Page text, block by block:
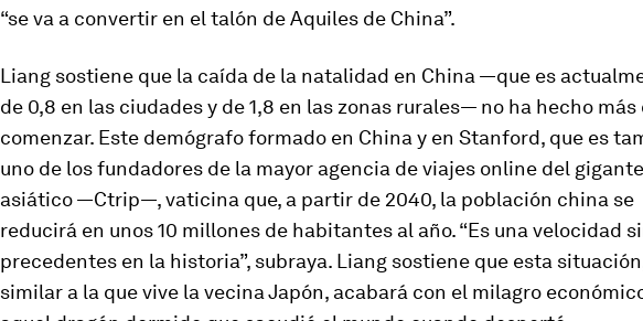
“se va a convertir en el talón de Aquiles de China”.
Liang sostiene que la caída de la natalidad en China —que es
de 0,8 en las ciudades y de 1,8 en las zonas rurales— no ha hecho más
comenzar. Este demógrafo formado en China y en Stanford, que es
uno de los fundadores de la mayor agencia de viajes online del gigante
asiático —Ctrip—, vaticina que, a partir de 2040, la población china se
reducirá en unos 10 millones de habitantes al año. “Es una velocidad
precedentes en la historia”, subraya. Liang sostiene que esta
similar a la que vive la vecina Japón, acabará con el milagro